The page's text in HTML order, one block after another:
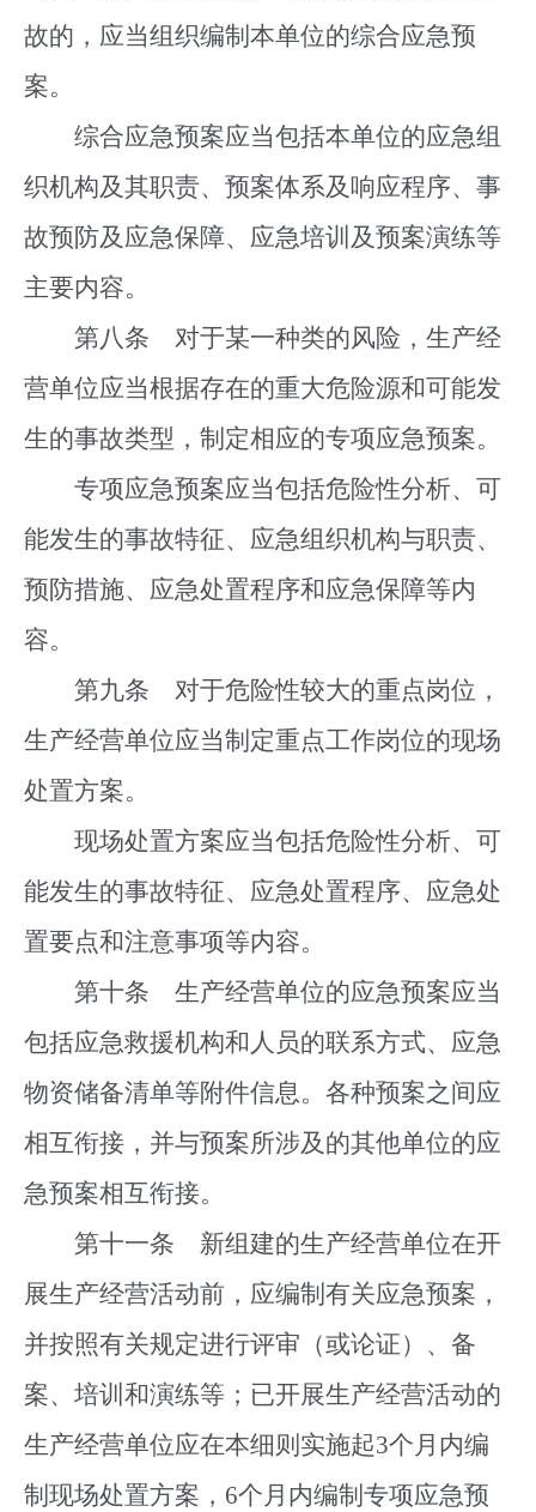
故的，应当组织编制本单位的综合应急预
案。
综合应急预案应当包括本单位的应急组
织机构及其职责、预案体系及响应程序、事
故预防及应急保障、应急培训及预案演练等
主要内容。
第八条 对于某一种类的风险，生产经
营单位应当根据存在的重大危险源和可能发
生的事故类型，制定相应的专项应急预案。
专项应急预案应当包括危险性分析、可
能发生的事故特征、应急组织机构与职责、
预防措施、应急处置程序和应急保障等内
容。
第九条 对于危险性较大的重点岗位，
生产经营单位应当制定重点工作岗位的现场
处置方案。
现场处置方案应当包括危险性分析、可
能发生的事故特征、应急处置程序、应急处
置要点和注意事项等内容。
第十条 生产经营单位的应急预案应当
包括应急救援机构和人员的联系方式、应急
物资储备清单等附件信息。各种预案之间应
相互衔接，并与预案所涉及的其他单位的应
急预案相互衔接。
第十一条 新组建的生产经营单位在开
展生产经营活动前，应编制有关应急预案，
并按照有关规定进行评审（或论证）、备
案、培训和演练等；已开展生产经营活动的
生产经营单位应在本细则实施起3个月内编
制现场处置方案，6个月内编制专项应急预